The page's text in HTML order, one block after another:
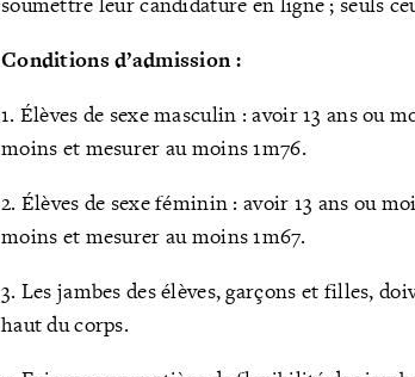
Conditions d’admission :
1. Élèves de sexe masculin : avoir 13 ans ou
moins et mesurer au moins 1m76.
2. Élèves de sexe féminin : avoir 13 ans ou
moins et mesurer au moins 1m67.
3. Les jambes des élèves, garçons et filles,
haut du corps.